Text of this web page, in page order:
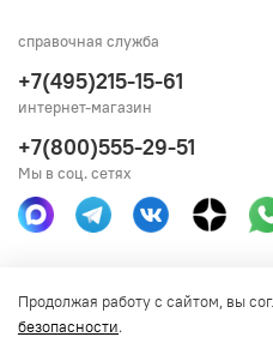
Получить
справочная служба
+7(495)215-15-61
интернет-магазин
+7(800)555-29-51
Мы в соц. сетях
Продолжая работу с сайтом, вы
безопасности.